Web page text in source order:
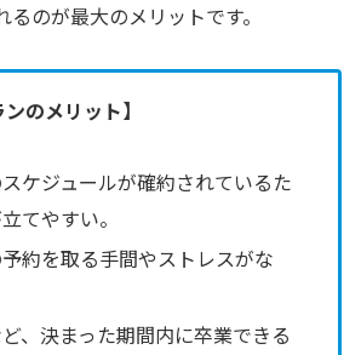
のが最大のメリットです。
のメリット】
ケジュールが確約されているた
てやすい。
約を取る手間やストレスがな
、決まった期間内に卒業できる